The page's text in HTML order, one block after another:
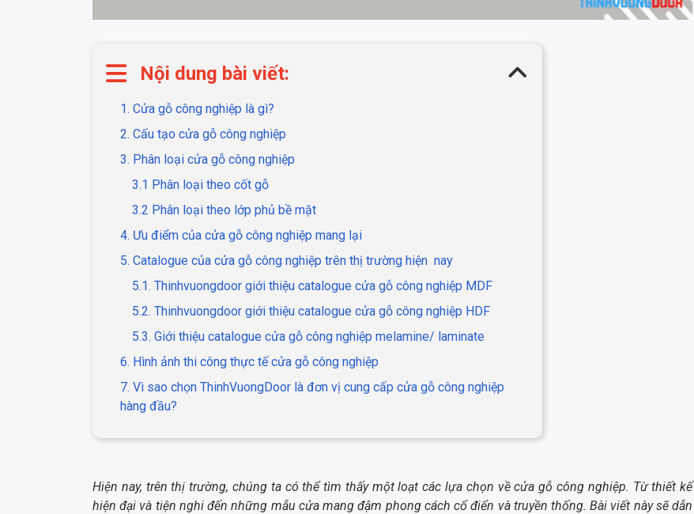
Nội dung bài viết:
1. Cửa gỗ công nghiệp là gì?
2. Cấu tạo cửa gỗ công nghiệp
3. Phân loại cửa gỗ công nghiệp
3.1 Phân loại theo cốt gỗ
3.2 Phân loại theo lớp phủ bề mặt
4. Ưu điểm của cửa gỗ công nghiệp mang lại
5. Catalogue của cửa gỗ công nghiệp trên thị trường hiện nay
5.1. Thinhvuongdoor giới thiệu catalogue cửa gỗ công nghiệp MDF
5.2. Thinhvuongdoor giới thiệu catalogue cửa gỗ công nghiệp HDF
5.3. Giới thiệu catalogue cửa gỗ công nghiệp melamine/ laminate
6. Hình ảnh thi công thực tế cửa gỗ công nghiệp
7. Vì sao chọn ThinhVuongDoor là đơn vị cung cấp cửa gỗ công nghiệp
hàng đầu?
Hiện nay, trên thị trường, chúng ta có thể tìm thấy một loạt các lựa chọn về cửa gỗ công nghiệp. Từ thiết kế
hiện đại và tiện nghi đến những mẫu cửa mang đậm phong cách cổ điển và truyền thống. Bài viết này sẽ dẫn